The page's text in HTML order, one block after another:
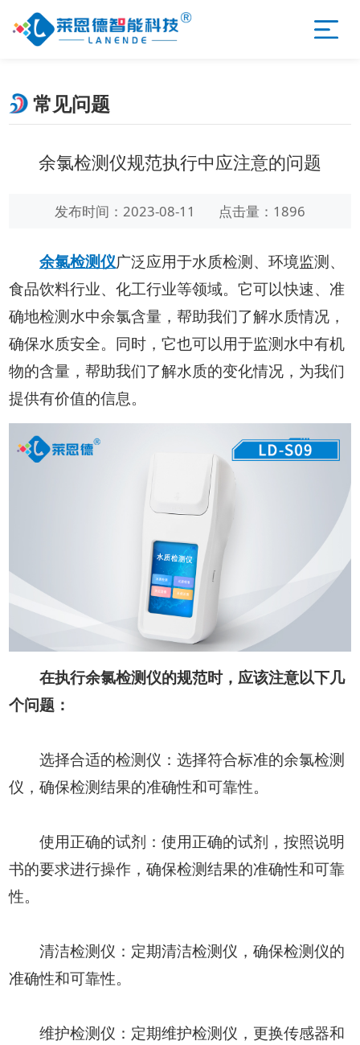
常见问题
余氯检测仪规范执行中应注意的问题
发布时间：2023-08-11 点击量：1896
余氯检测仪广泛应用于水质检测、环境监测、
食品饮料行业、化工行业等领域。它可以快速、准
确地检测水中余氯含量，帮助我们了解水质情况，
确保水质安全。同时，它也可以用于监测水中有机
物的含量，帮助我们了解水质的变化情况，为我们
提供有价值的信息。
在执行余氯检测仪的规范时，应该注意以下几
个问题：
选择合适的检测仪：选择符合标准的余氯检测
仪，确保检测结果的准确性和可靠性。
使用正确的试剂：使用正确的试剂，按照说明
书的要求进行操作，确保检测结果的准确性和可靠
性。
清洁检测仪：定期清洁检测仪，确保检测仪的
准确性和可靠性。
维护检测仪：定期维护检测仪，更换传感器和